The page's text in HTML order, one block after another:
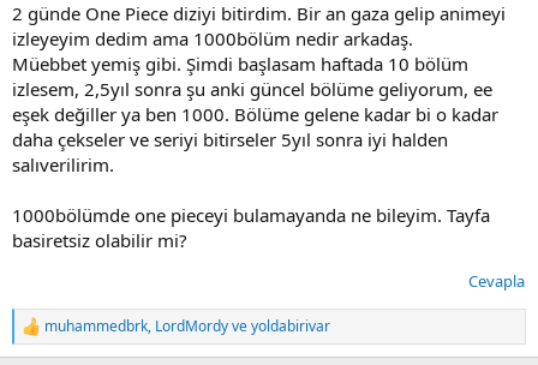
2 günde One Piece diziyi bitirdim. Bir an gaza gelip animeyi
izleyeyim dedim ama 1000bölüm nedir arkadaş.
Müebbet yemiş gibi. Şimdi başlasam haftada 10 bölüm
izlesem, 2,5yıl sonra şu anki güncel bölüme geliyorum, ee
eşek değiller ya ben 1000. Bölüme gelene kadar bi o kadar
daha çekseler ve seriyi bitirseler 5yıl sonra iyi halden
salıverilirim.
1000bölümde one pieceyi bulamayanda ne bileyim. Tayfa
basiretsiz olabilir mi?
Cevapla
T
e
muhammedbrk, LordMordyveyoldabirivar